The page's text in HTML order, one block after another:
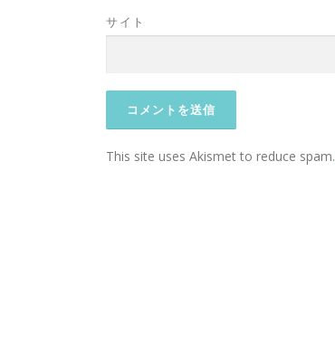
サイト
This site uses Akismet to reduce spam.